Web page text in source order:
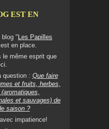
EST EN
blog " Les Papilles
en place.
le même esprit que
question : Que faire
et fruits, herbes,
et sauvages) de
saison ?
impatience!